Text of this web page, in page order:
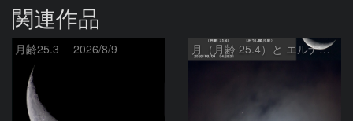
関連作品
月齢25.3 2026/8/9 月（月齢 25.4）と エルナト（おうし座β星）